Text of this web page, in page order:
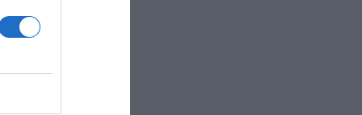
piloto
del
ha